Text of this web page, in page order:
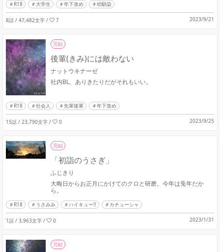
R18 大学生 年下攻め 幼馴染
8話 / 47,482文字 / 7 2023/9/21
完結
後輩(きみ)には敵わない
ナットウキナーゼ
社内BL、ありきたりだがそれもいい。
R18 社会人 先輩後輩 年下攻め
15話 / 23,790文字 / 0 2023/9/25
完結
「初詣のうさぎ」
ふじきり
大晦日からお正月にかけてのクロと研磨。今年は兎年だか
ら。
R18 うさみみ ハイキュー!! カチューシャ
1話 / 3,963文字 / 0 2023/1/31
完結